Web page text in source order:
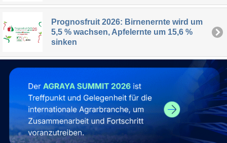
Prognosfruit 2026: Birnenernte wird um
5,5 % wachsen, Apfelernte um 15,6 %
sinken